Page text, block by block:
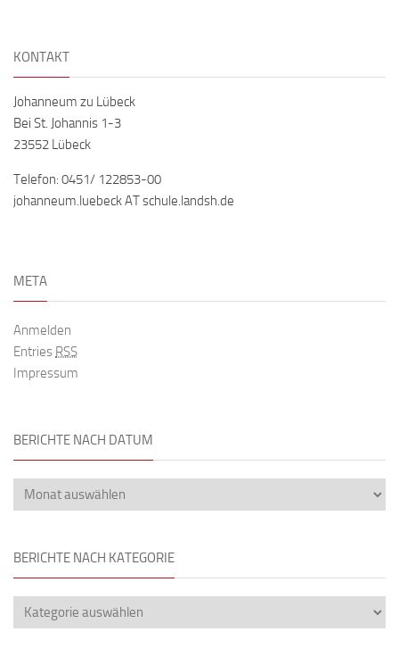
KONTAKT
Johanneum zu Lübeck
Bei St. Johannis 1-3
23552 Lübeck
Telefon: 0451/ 122853-00
johanneum.luebeck AT schule.landsh.de
META
Anmelden
Entries RSS
Impressum
BERICHTE NACH DATUM
BERICHTE NACH KATEGORIE